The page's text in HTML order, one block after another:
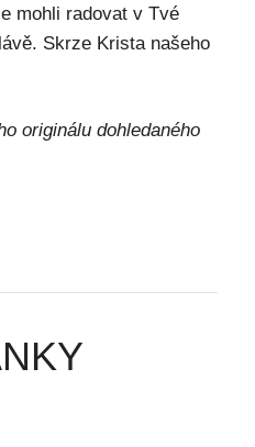
mohli radovat v Tvé
Skrze Krista našeho
originálu dohledaného